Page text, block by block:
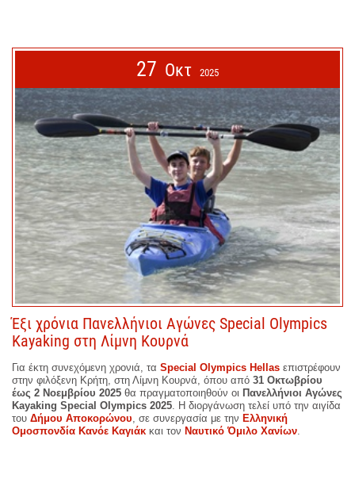
27 Οκτ 2025
Έξι χρόνια Πανελλήνιοι Αγώνες Special Olympics
Kayaking στη Λίμνη Κουρνά
Για έκτη συνεχόμενη χρονιά, τα Special Olympics Hellas επιστρέφουν
στην φιλόξενη Κρήτη, στη Λίμνη Κουρνά, όπου από 31 Οκτωβρίου
έως 2 Νοεμβρίου 2025 θα πραγματοποιηθούν οι Πανελλήνιοι Αγώνες
Kayaking Special Olympics 2025. Η διοργάνωση τελεί υπό την αιγίδα
του Δήμου Αποκορώνου, σε συνεργασία με την Ελληνική
Ομοσπονδία Κανόε Καγιάκ και τον Ναυτικό Όμιλο Χανίων.